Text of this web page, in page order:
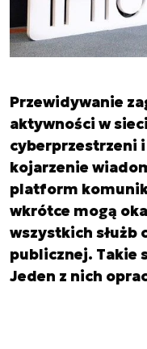
Przewidywanie
aktywności w
cyberprzestrzeni
kojarzenie
platform
wkrótce mogą
wszystkich służb
publicznej. Takie
Jeden z nich